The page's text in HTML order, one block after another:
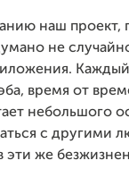
наш проект,
не
время от
небольшого
с другими
эти же